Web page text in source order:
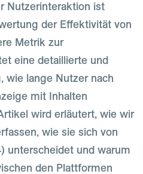
Nutzerinteraktion ist
der Effektivität von
Metrik zur
eine detaillierte und
wie lange Nutzer nach
mit Inhalten
wird erläutert, wie wir
wie sie sich von
unterscheidet und warum
den Plattformen